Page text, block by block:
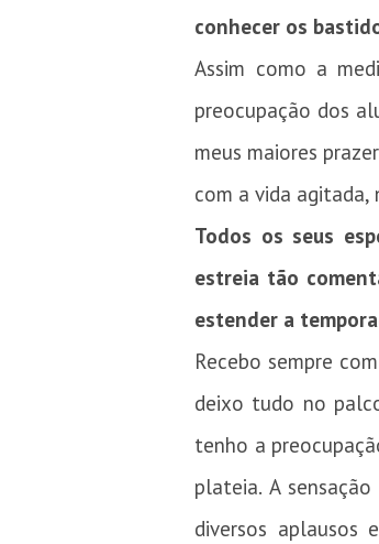
conhecer os
Assim como a
preocupação dos
meus maiores
com a vida
Todos os seus
estreia tão
estender a
Recebo sempre
deixo tudo no
tenho a
plateia. A
diversos